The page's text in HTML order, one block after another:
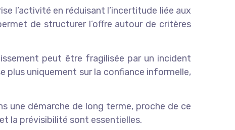
l’activité en réduisant l’incertitude liée aux
de structurer l’offre autour de critères
peut être fragilisée par un incident
plus uniquement sur la confiance informelle,
une démarche de long terme, proche de ce
la prévisibilité sont essentielles.